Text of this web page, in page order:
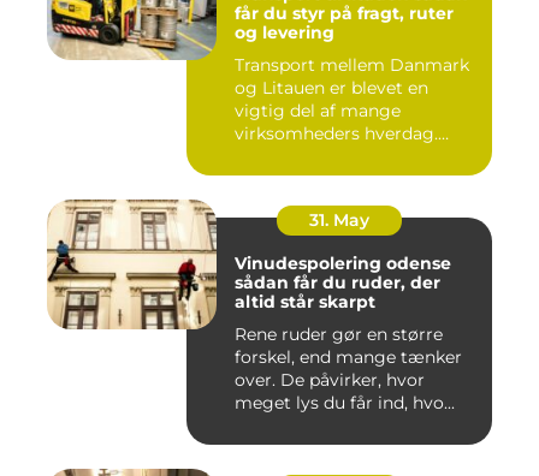
får du styr på fragt, ruter
og levering
Transport mellem Danmark
og Litauen er blevet en
vigtig del af mange
virksomheders hverdag.
31. May
Vinudespolering odense
sådan får du ruder, der
altid står skarpt
Rene ruder gør en større
forskel, end mange tænker
over. De påvirker, hvor
meget lys du får ind, hvo...